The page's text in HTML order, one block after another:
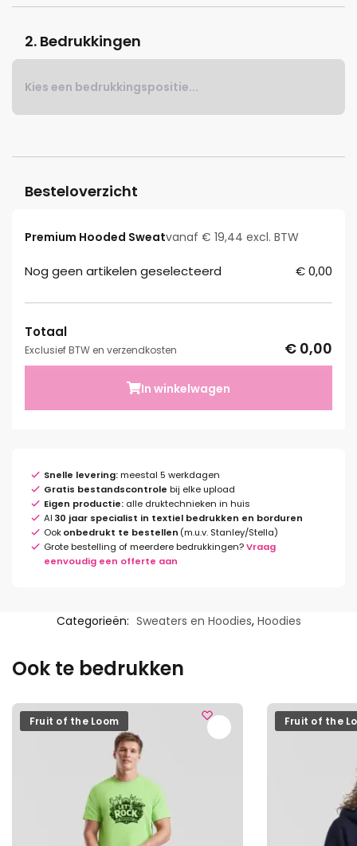
2. Bedrukkingen
Kies een bedrukkingspositie...
Besteloverzicht
Premium Hooded Sweatvanaf € 19,44 excl. BTW
Nog geen artikelen geselecteerd € 0,00
Totaal
Exclusief BTW en verzendkosten € 0,00
In winkelwagen
Snelle levering:meestal 5 werkdagen
Gratis bestandscontrole bij elke upload
Eigen productie: alle druktechnieken in huis
Al 30 jaar specialist in textiel bedrukken en borduren
Ookonbedrukt te bestellen (m.u.v. Stanley/Stella)
Grote bestelling of meerdere bedrukkingen?Vraag
eenvoudig een offerte aan
Categorieën: Sweaters en Hoodies, Hoodies
Ook te bedrukken
Fruit of the Loom Fruit of the